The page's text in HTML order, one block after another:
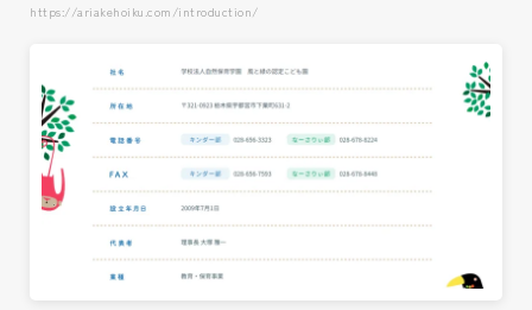
https://ariakehoiku.com/introduction/